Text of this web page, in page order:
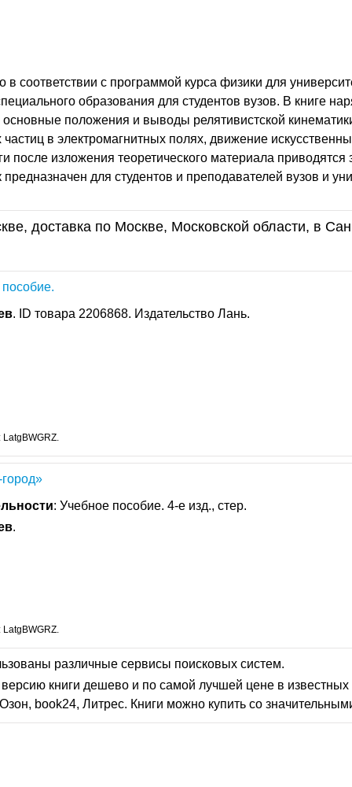
соответствии с программой курса физики для
образования для студентов вузов. В книге
положения и выводы релятивистской
в электромагнитных полях, движение
после изложения теоретического материала приводятся
для студентов и преподавателей вузов и
доставка по Москве, Московской области, в
. ID товара 2206868. Издательство Лань.
: Учебное пособие. 4-е изд., стер.
.
различные сервисы поисковых систем.
книги дешево и по самой лучшей цене в известных
book24, Литрес. Книги можно купить со